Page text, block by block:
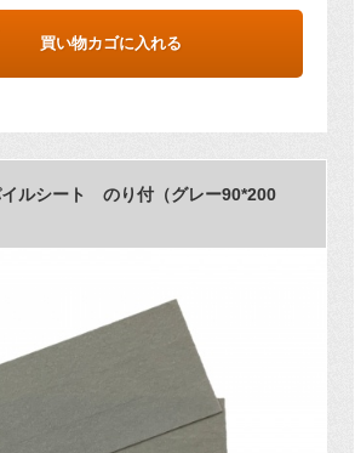
買い物カゴに入れる
イルシート のり付（グレー90*200